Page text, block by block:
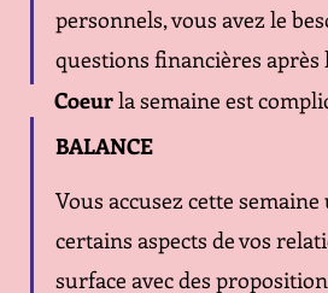
personnels, vous avez le
questions financières après
Coeur la semaine est
BALANCE
Vous accusez cette
certains aspects de vos
surface avec des